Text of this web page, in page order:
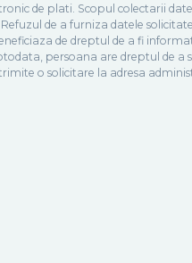
de plati. Scopul colectarii
de a furniza datele
de dreptul de a fi
persoana are dreptul de
o solicitare la adresa